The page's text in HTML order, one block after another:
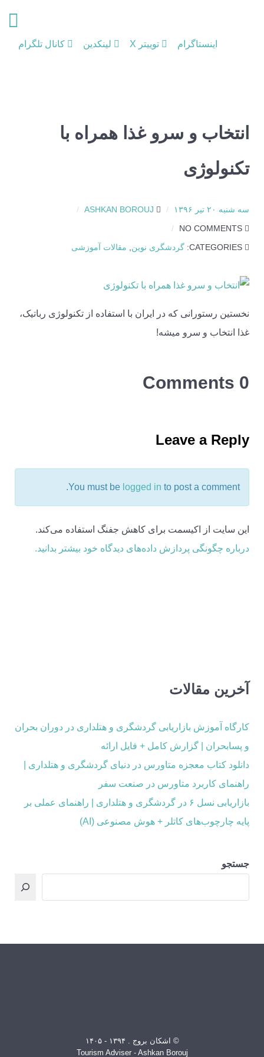
اینستاگرام توییتر X لینکدین کانال تلگرام
انتخاب و سرو غذا همراه با
تکنولوژی
سه شنبه ۲۰ تیر ۱۳۹۶ ASHKAN BOROUJ
NO COMMENTS
CATEGORIES: گردشگری نوین, مقالات آموزشی
نخستین رستورانی که در ایران با استفاده از تکنولوژی رباتیک،
غذا انتخاب و سرو میشه!
0 Comments
Leave a Reply
You must be logged in to post a comment.
این سایت از اکیسمت برای کاهش جفنگ استفاده می‌کند.
درباره چگونگی پردازش داده‌های دیدگاه خود بیشتر بدانید.
آخرین مقالات
کارگاه آموزش بازاریابی گردشگری و هتلداری در دوران بحران
و پسابحران | گزارش کامل + فایل ارائه
دانلود کتاب معجزه متاورس در دنیای گردشگری و هتلداری |
راهنمای کاربرد متاورس در صنعت سفر
بازاریابی نسل ۶ در گردشگری و هتلداری | راهنمای عملی بر
پایه چارچوب‌های کاتلر + هوش مصنوعی (AI)
جستجو
© اشکان بروج . ۱۳۹۴ - ۱۴۰۵
Tourism Adviser - Ashkan Borouj